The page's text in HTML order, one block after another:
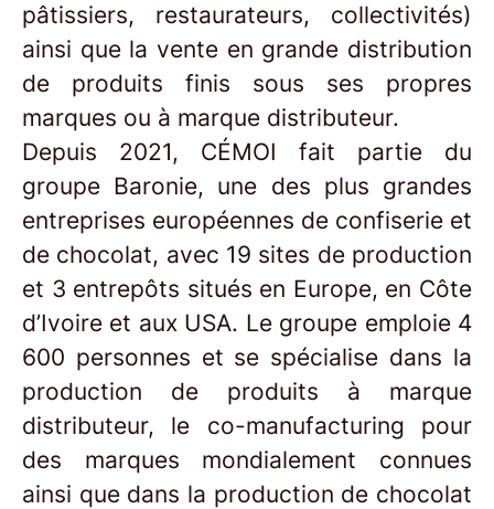
pâtissiers, restaurateurs, collectivités)
ainsi que la vente en grande distribution
de produits finis sous ses propres
marques ou à marque distributeur.
Depuis 2021, CÉMOI fait partie du
groupe Baronie, une des plus grandes
entreprises européennes de confiserie et
de chocolat, avec 19 sites de production
et 3 entrepôts situés en Europe, en Côte
d’Ivoire et aux USA. Le groupe emploie 4
600 personnes et se spécialise dans la
production de produits à marque
distributeur, le co-manufacturing pour
des marques mondialement connues
ainsi que dans la production de chocolat